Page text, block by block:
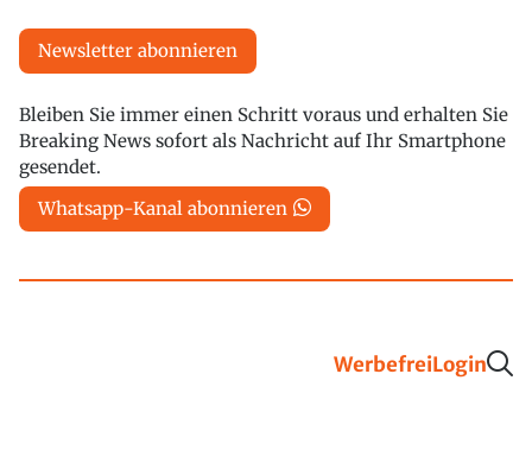
Newsletter abonnieren
Bleiben Sie immer einen Schritt voraus und erhalten Sie
Breaking News sofort als Nachricht auf Ihr Smartphone
gesendet.
Whatsapp-Kanal abonnieren
WerbefreiLogin